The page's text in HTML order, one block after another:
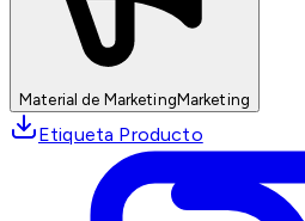
Material de MarketingMarketing
Etiqueta Producto